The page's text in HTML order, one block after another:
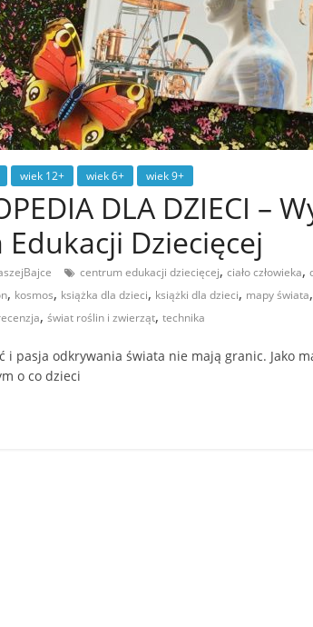
wiek 12+ wiek 6+ wiek 9+
DLA DZIECI –
Dziecięcej
centrum edukacji dziecięcej, ciało człowieka,
, kosmos, książka dla dzieci, książki dla dzieci, mapy świata,
, świat roślin i zwierząt, technika
i pasja odkrywania świata nie mają granic. Jako
o co dzieci